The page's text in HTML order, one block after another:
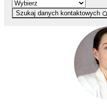
Szukaj danych kontaktowych